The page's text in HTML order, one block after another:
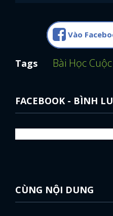
Vào
Tags Bài Học
FACEBOOK - BÌNH
CÙNG NỘI DUNG